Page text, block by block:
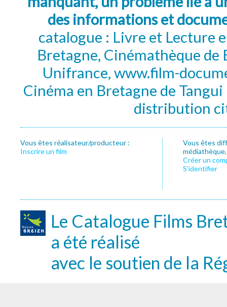
des informations et
catalogue : Livre et Lecture
Bretagne, Cinémathèque de
Unifrance, www.film-
Cinéma en Bretagne de
distribution
Vous êtes réalisateur/producteur :
Inscrire un film
Vous êtes
Créer un
S’identifier
Le Catalogue Films
a été réalisé
avec le soutien de la